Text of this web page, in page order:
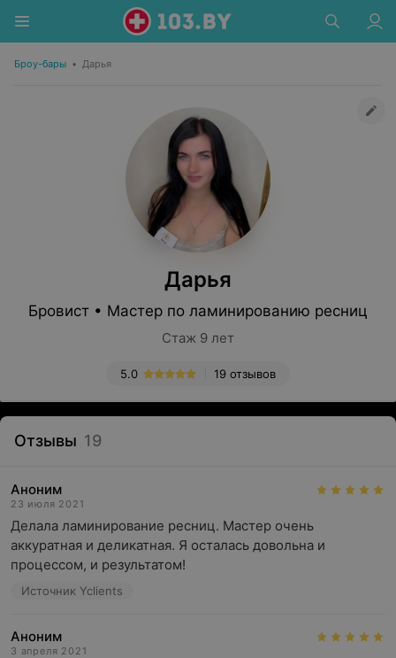
Броу-бары • Дарья
Дарья
Бровист • Мастер по ламинированию ресниц
Стаж 9 лет
19 отзывов
5.0
Отзывы 19
Аноним
23 июля 2021
Делала ламинирование ресниц. Мастер очень
аккуратная и деликатная. Я осталась довольна и
процессом, и результатом!
Источник Yclients
Аноним
3 апреля 2021